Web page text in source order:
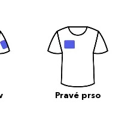
Pravé prso